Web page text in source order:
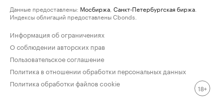
Данные предоставлены: Мосбиржа Санкт-Петербургская биржа
Индексы облигаций предоставлены Cbonds.
Информация об ограничениях
О соблюдении авторских прав
Пользовательское соглашение
Политика в отношении обработки персональных данных
Политика обработки файлов cookie
18+